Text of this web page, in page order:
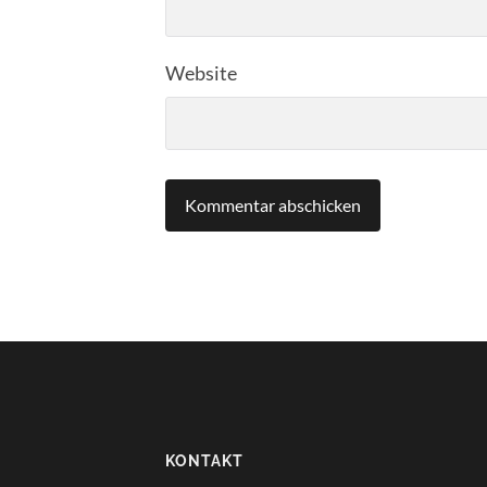
Website
KONTAKT